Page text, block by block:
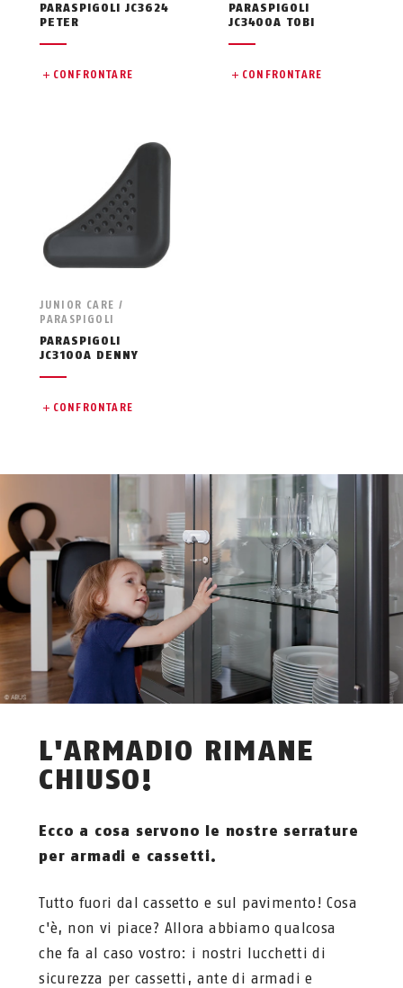
PARASPIGOLI JC3624
PETER
CONFRONTARE
PARASPIGOLI
JC3400A TOBI
CONFRONTARE
JUNIOR CARE /
PARASPIGOLI
PARASPIGOLI
JC3100A DENNY
CONFRONTARE
L'ARMADIO RIMANE
CHIUSO!
Ecco a cosa servono le nostre serrature
per armadi e cassetti.
Tutto fuori dal cassetto e sul pavimento! Cosa
c'è, non vi piace? Allora abbiamo qualcosa
che fa al caso vostro: i nostri lucchetti di
sicurezza per cassetti, ante di armadi e